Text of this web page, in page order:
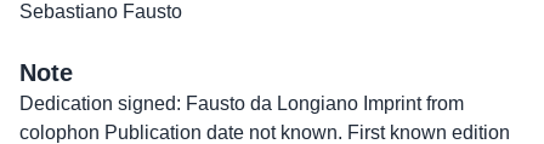
Sebastiano Fausto
Note
Dedication signed: Fausto da Longiano Imprint from
colophon Publication date not known. First known edition